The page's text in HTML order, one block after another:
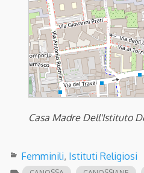
Casa Madre Dell'Istituto
Femminili, Istituti Religiosi